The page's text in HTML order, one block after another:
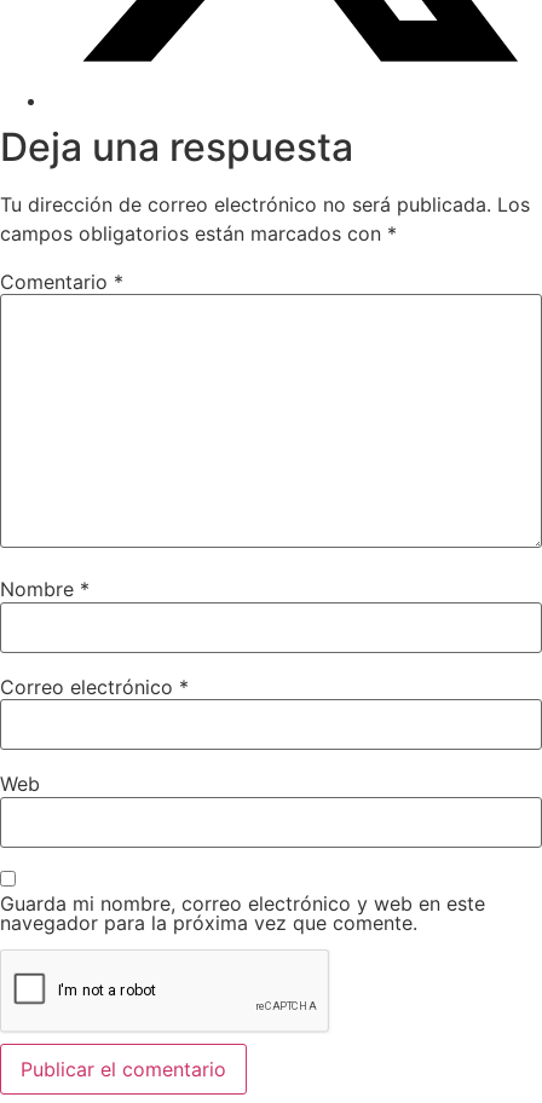
Deja una respuesta
Tu dirección de correo electrónico no será publicada. Los
campos obligatorios están marcados con *
Comentario *
Nombre *
Correo electrónico *
Web
Guarda mi nombre, correo electrónico y web en este
navegador para la próxima vez que comente.